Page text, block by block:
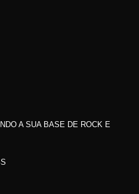
A SUA BASE DE ROCK E